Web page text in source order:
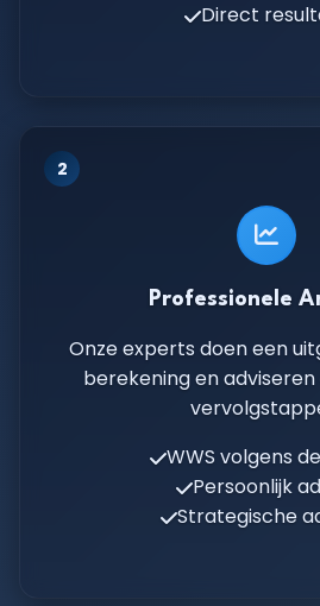
Direct
2
Professionele
Onze experts doen een
berekening en
WWS volgens
Persoonlijk
Strategische